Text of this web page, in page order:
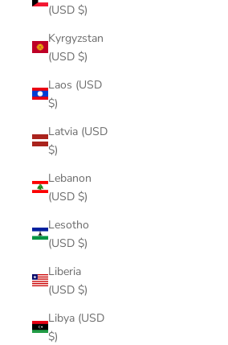
(USD $)
Kyrgyzstan
(USD $)
Laos (USD
$)
Latvia (USD
$)
Lebanon
(USD $)
Lesotho
(USD $)
Liberia
(USD $)
Libya (USD
$)